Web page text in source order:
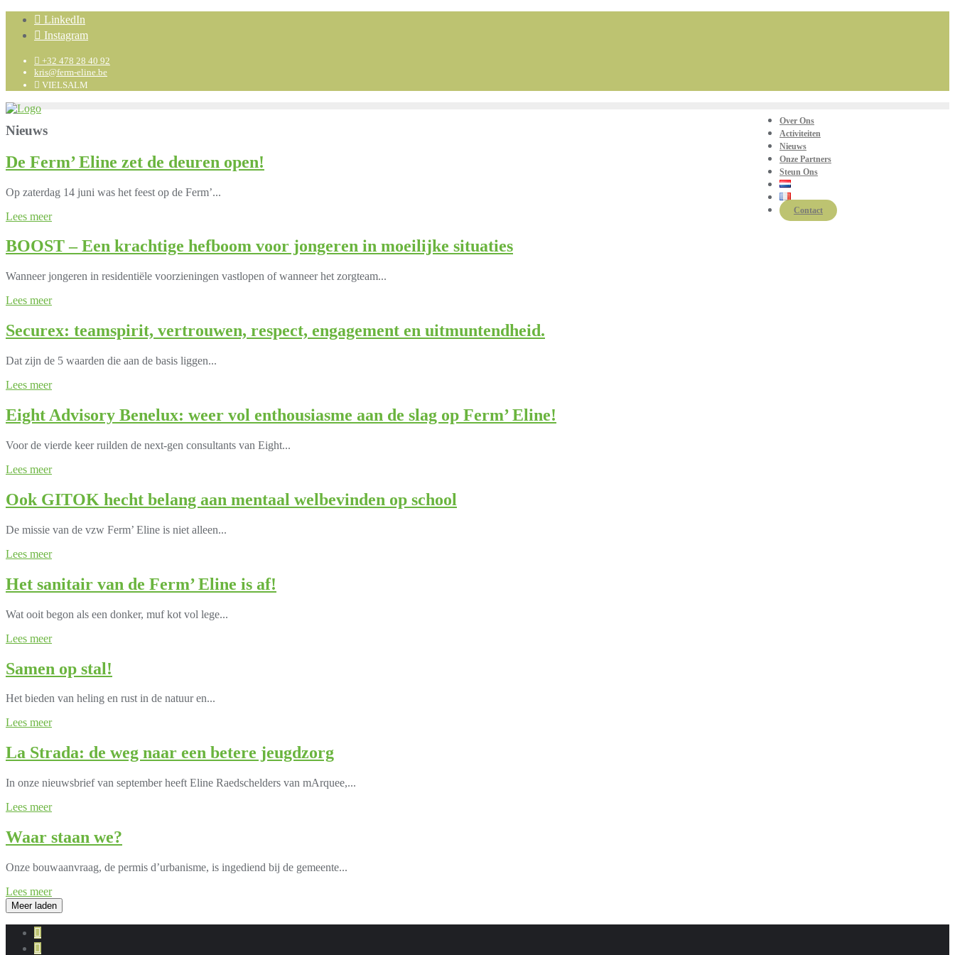
LinkedIn
Instagram
+32 478 28 40 92
kris@ferm-eline.be
VIELSALM
Over Ons
Activiteiten
Nieuws
Onze Partners
Steun Ons
Contact
Nieuws
De Ferm’ Eline zet de deuren open!
Op zaterdag 14 juni was het feest op de Ferm’...
Lees meer
BOOST – Een krachtige hefboom voor jongeren in moeilijke situaties
Wanneer jongeren in residentiële voorzieningen vastlopen of wanneer het zorgteam...
Lees meer
Securex: teamspirit, vertrouwen, respect, engagement en uitmuntendheid.
Dat zijn de 5 waarden die aan de basis liggen...
Lees meer
Eight Advisory Benelux: weer vol enthousiasme aan de slag op Ferm’ Eline!
Voor de vierde keer ruilden de next-gen consultants van Eight...
Lees meer
Ook GITOK hecht belang aan mentaal welbevinden op school
De missie van de vzw Ferm’ Eline is niet alleen...
Lees meer
Het sanitair van de Ferm’ Eline is af!
Wat ooit begon als een donker, muf kot vol lege...
Lees meer
Samen op stal!
Het bieden van heling en rust in de natuur en...
Lees meer
La Strada: de weg naar een betere jeugdzorg
In onze nieuwsbrief van september heeft Eline Raedschelders van mArquee,...
Lees meer
Waar staan we?
Onze bouwaanvraag, de permis d’urbanisme, is ingediend bij de gemeente...
Lees meer
Meer laden